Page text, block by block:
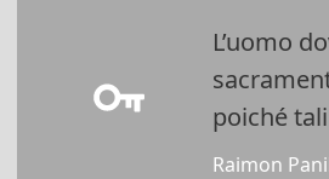
L’uomo
poiché
Raimon